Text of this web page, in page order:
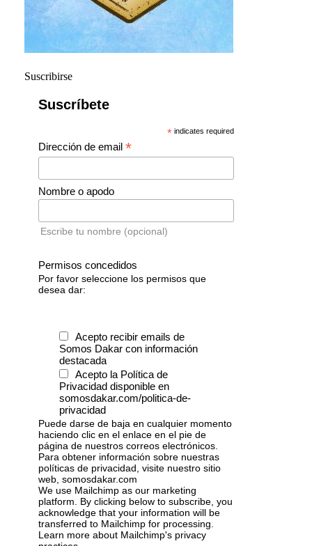
Suscribirse
Suscríbete
* indicates required
Dirección de email *
Nombre o apodo
Escribe tu nombre (opcional)
Permisos concedidos
Por favor seleccione los permisos que
desea dar:
Acepto recibir emails de
Somos Dakar con información
destacada
Acepto la Política de
Privacidad disponible en
somosdakar.com/politica-de-
privacidad
Puede darse de baja en cualquier momento
haciendo clic en el enlace en el pie de
página de nuestros correos electrónicos.
Para obtener información sobre nuestras
políticas de privacidad, visite nuestro sitio
web, somosdakar.com
We use Mailchimp as our marketing
platform. By clicking below to subscribe, you
acknowledge that your information will be
transferred to Mailchimp for processing.
Learn more about Mailchimp's privacy